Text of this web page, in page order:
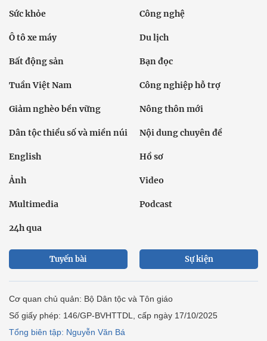
Sức khỏe Công nghệ
Ô tô xe máy Du lịch
Bất động sản Bạn đọc
Tuần Việt Nam Công nghiệp hỗ trợ
Giảm nghèo bền vững Nông thôn mới
Dân tộc thiểu số và miền núi Nội dung chuyên đề
English Hồ sơ
Ảnh Video
Multimedia Podcast
24h qua
Tuyến bài Sự kiện
Cơ quan chủ quản: Bộ Dân tộc và Tôn giáo
Số giấy phép: 146/GP-BVHTTDL, cấp ngày 17/10/2025
Tổng biên tập: Nguyễn Văn Bá